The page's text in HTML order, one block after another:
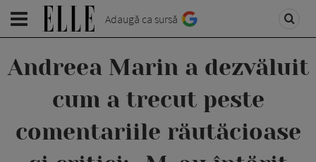
Adaugă ca sursă
Andreea Marin a dezvăluit
cum a trecut peste
comentariile răutăcioase